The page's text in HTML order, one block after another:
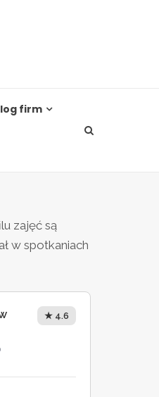
firm
zajęć są
w spotkaniach
★ 4.6